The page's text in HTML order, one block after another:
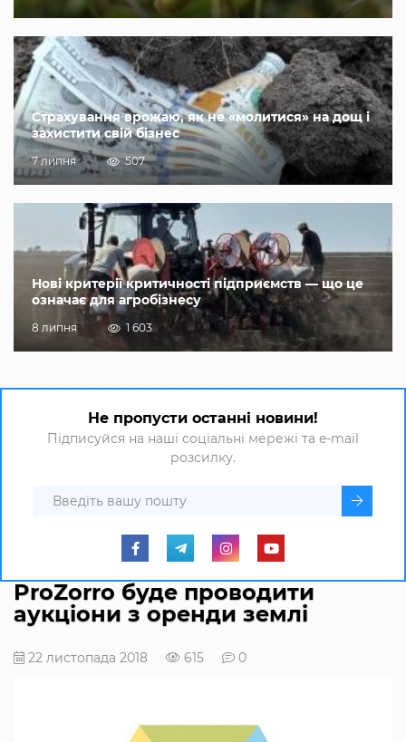
Страхування врожаю, як не «молитися» на дощ і
захистити свій бізнес
7 липня 507
Нові критерії критичності підприємств — що це
означає для агробізнесу
8 липня 1 603
Не пропусти останні новини!
Підписуйся на наші соціальні мережі та e-mail
розсилку.
ProZorro буде проводити
аукціони з оренди землі
22 листопада 2018 615 0